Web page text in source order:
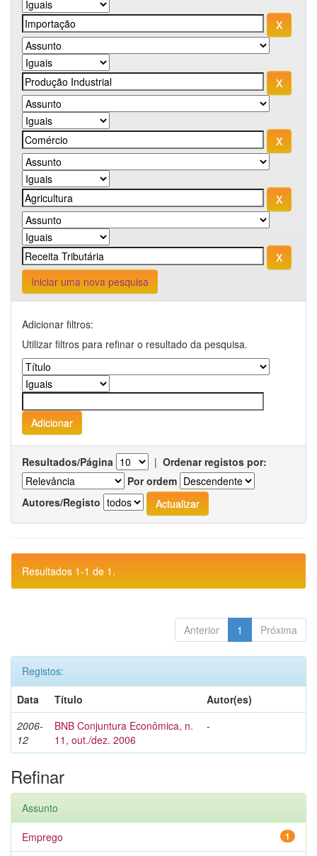
Iniciar uma nova pesquisa
Adicionar filtros:
Utilizar filtros para refinar o resultado da pesquisa.
Resultados/Página | Ordenar registos por:
Por ordem
Autores/Registo
Resultados 1-1 de 1.
Anterior 1 Próxima
Registos:
Data
Título
Autor(es)
2006-
12
BNB Conjuntura Econômica, n.
11, out./dez. 2006
-
Refinar
Assunto
1
Emprego